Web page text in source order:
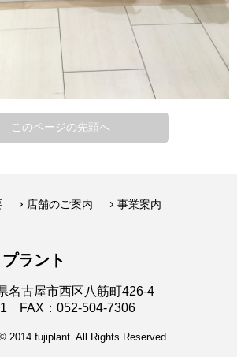
このページの先頭へ
店舗のご案内
事業案内
ラント
古屋市西区八筋町426-4
FAX：052-504-7306
2014 fujiplant. All Rights Reserved.